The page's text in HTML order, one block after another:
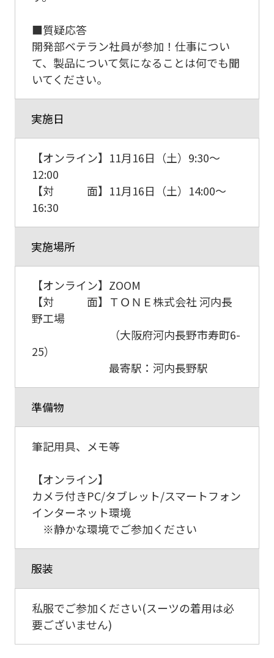
■質疑応答
開発部ベテラン社員が参加！仕事につい
て、製品について気になることは何でも聞
いてください。
実施日
【オンライン】11月16日（土）9:30～
12:00
【対 面】11月16日（土）14:00～
16:30
実施場所
【オンライン】ZOOM
【対 面】ＴＯＮＥ株式会社 河内長
野工場
（大阪府河内長野市寿町6-
25）
最寄駅：河内長野駅
準備物
筆記用具、メモ等
【オンライン】
カメラ付きPC/タブレット/スマートフォン
インターネット環境
※静かな環境でご参加ください
服装
私服でご参加ください(スーツの着用は必
要ございません)